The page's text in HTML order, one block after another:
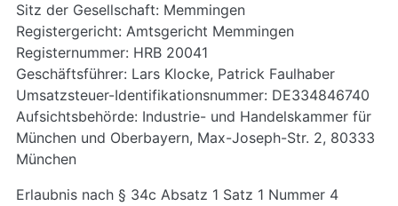
Sitz der Gesellschaft: Memmingen
Registergericht: Amtsgericht Memmingen
Registernummer: HRB 20041
Geschäftsführer: Lars Klocke, Patrick Faulhaber
Umsatzsteuer-Identifikationsnummer: DE334846740
Aufsichtsbehörde: Industrie- und Handelskammer für
München und Oberbayern, Max-Joseph-Str. 2, 80333
München
Erlaubnis nach § 34c Absatz 1 Satz 1 Nummer 4